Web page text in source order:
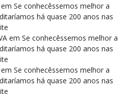
em Se conhecêssemos melhor a
há quase 200 anos nas
em Se conhecêssemos melhor a
há quase 200 anos nas
em Se conhecêssemos melhor a
há quase 200 anos nas